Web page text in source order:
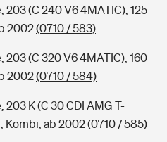
203 (C 240 V6 4MATIC), 125
2002(0710 / 583)
203 (C 320 V6 4MATIC), 160
2002(0710 / 584)
K (C 30 CDI AMG T-
Kombi, ab 2002(0710 / 585)